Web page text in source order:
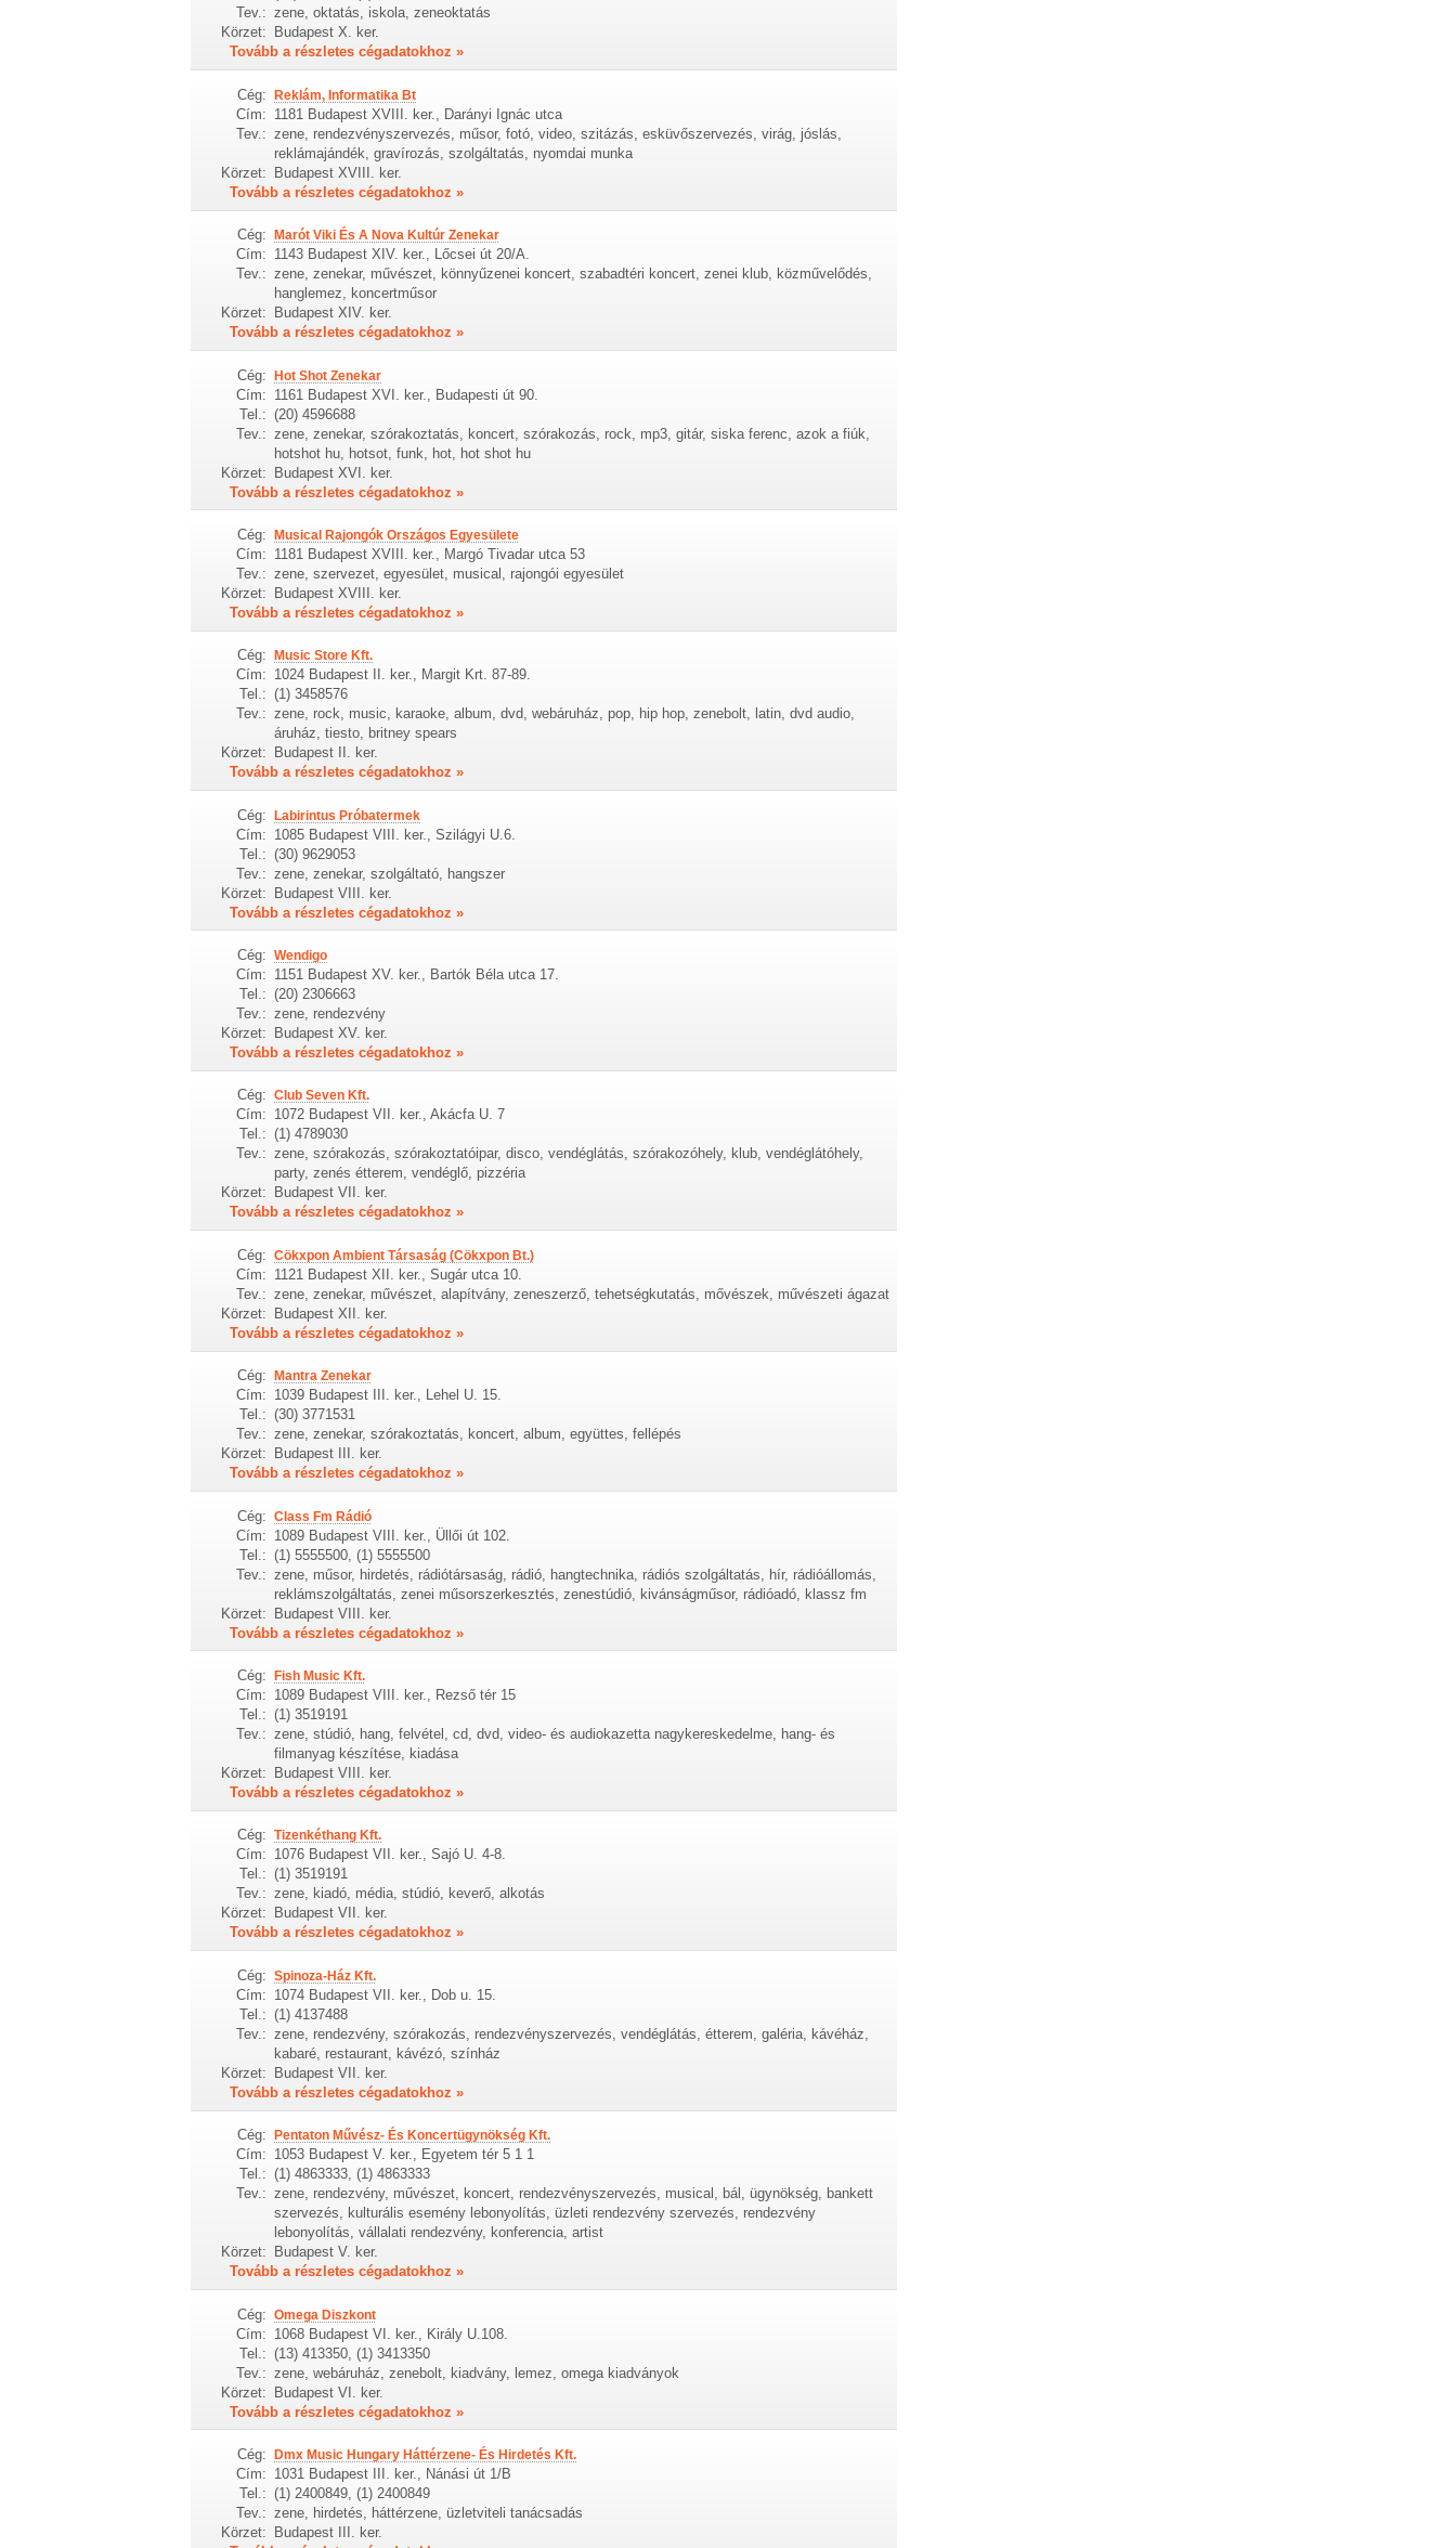
Tev.: zene, oktatás, iskola, zeneoktatás
Körzet:
Budapest X. ker.
Tovább a részletes cégadatokhoz »
Cég: Reklám, Informatika Bt
Cím: 1181 Budapest XVIII. ker., Darányi Ignác utca
Tev.: zene, rendezvényszervezés, műsor, fotó, video, szitázás, esküvőszervezés, virág, jóslás,
reklámajándék, gravírozás, szolgáltatás, nyomdai munka
Körzet: Budapest XVIII. ker.
Tovább a részletes cégadatokhoz »
Cég: Marót Viki És A Nova Kultúr Zenekar
Cím: 1143 Budapest XIV. ker., Lőcsei út 20/A.
Tev.: zene, zenekar, művészet, könnyűzenei koncert, szabadtéri koncert, zenei klub, közművelődés,
hanglemez, koncertműsor
Körzet:
Budapest XIV. ker.
Tovább a részletes cégadatokhoz »
Cég: Hot Shot Zenekar
Cím: 1161 Budapest XVI. ker., Budapesti út 90.
Tel.: (20) 4596688
Tev.: zene, zenekar, szórakoztatás, koncert, szórakozás, rock, mp3, gitár, siska ferenc, azok a fiúk,
hotshot hu, hotsot, funk, hot, hot shot hu
Körzet: Budapest XVI. ker.
Tovább a részletes cégadatokhoz »
Cég: Musical Rajongók Országos Egyesülete
Cím: 1181 Budapest XVIII. ker., Margó Tivadar utca 53
Tev.: zene, szervezet, egyesület, musical, rajongói egyesület
Körzet:
Budapest XVIII. ker.
Tovább a részletes cégadatokhoz »
Cég: Music Store Kft.
Cím: 1024 Budapest II. ker., Margit Krt. 87-89.
Tel.: (1) 3458576
Tev.: zene, rock, music, karaoke, album, dvd, webáruház, pop, hip hop, zenebolt, latin, dvd audio,
áruház, tiesto, britney spears
Körzet:
Budapest II. ker.
Tovább a részletes cégadatokhoz »
Cég: Labirintus Próbatermek
Cím: 1085 Budapest VIII. ker., Szilágyi U.6.
Tel.: (30) 9629053
Tev.: zene, zenekar, szolgáltató, hangszer
Körzet: Budapest VIII. ker.
Tovább a részletes cégadatokhoz »
Cég: Wendigo
Cím: 1151 Budapest XV. ker., Bartók Béla utca 17.
Tel.: (20) 2306663
Tev.: zene, rendezvény
Körzet:
Budapest XV. ker.
Tovább a részletes cégadatokhoz »
Cég: Club Seven Kft.
Cím: 1072 Budapest VII. ker., Akácfa U. 7
Tel.: (1) 4789030
Tev.: zene, szórakozás, szórakoztatóipar, disco, vendéglátás, szórakozóhely, klub, vendéglátóhely,
party, zenés étterem, vendéglő, pizzéria
Körzet:
Budapest VII. ker.
Tovább a részletes cégadatokhoz »
Cég: Cökxpon Ambient Társaság (Cökxpon Bt.)
Cím: 1121 Budapest XII. ker., Sugár utca 10.
Tev.: zene, zenekar, művészet, alapítvány, zeneszerző, tehetségkutatás, mővészek, művészeti ágazat
Körzet:
Budapest XII. ker.
Tovább a részletes cégadatokhoz »
Cég: Mantra Zenekar
Cím: 1039 Budapest III. ker., Lehel U. 15.
Tel.: (30) 3771531
Tev.: zene, zenekar, szórakoztatás, koncert, album, együttes, fellépés
Körzet:
Budapest III. ker.
Tovább a részletes cégadatokhoz »
Cég: Class Fm Rádió
Cím: 1089 Budapest VIII. ker., Üllői út 102.
Tel.: (1) 5555500, (1) 5555500
Tev.: zene, műsor, hirdetés, rádiótársaság, rádió, hangtechnika, rádiós szolgáltatás, hír, rádióállomás,
reklámszolgáltatás, zenei műsorszerkesztés, zenestúdió, kivánságműsor, rádióadó, klassz fm
Körzet: Budapest VIII. ker.
Tovább a részletes cégadatokhoz »
Cég: Fish Music Kft.
Cím: 1089 Budapest VIII. ker., Rezső tér 15
Tel.: (1) 3519191
Tev.: zene, stúdió, hang, felvétel, cd, dvd, video- és audiokazetta nagykereskedelme, hang- és
filmanyag készítése, kiadása
Körzet:
Budapest VIII. ker.
Tovább a részletes cégadatokhoz »
Cég: Tizenkéthang Kft.
Cím: 1076 Budapest VII. ker., Sajó U. 4-8.
Tel.: (1) 3519191
Tev.: zene, kiadó, média, stúdió, keverő, alkotás
Körzet:
Budapest VII. ker.
Tovább a részletes cégadatokhoz »
Cég: Spinoza-Ház Kft.
Cím: 1074 Budapest VII. ker., Dob u. 15.
Tel.: (1) 4137488
Tev.: zene, rendezvény, szórakozás, rendezvényszervezés, vendéglátás, étterem, galéria, kávéház,
kabaré, restaurant, kávézó, színház
Körzet:
Budapest VII. ker.
Tovább a részletes cégadatokhoz »
Cég: Pentaton Művész- És Koncertügynökség Kft.
Cím: 1053 Budapest V. ker., Egyetem tér 5 1 1
Tel.: (1) 4863333, (1) 4863333
Tev.: zene, rendezvény, művészet, koncert, rendezvényszervezés, musical, bál, ügynökség, bankett
szervezés, kulturális esemény lebonyolítás, üzleti rendezvény szervezés, rendezvény
lebonyolítás, vállalati rendezvény, konferencia, artist
Körzet:
Budapest V. ker.
Tovább a részletes cégadatokhoz »
Cég: Omega Diszkont
Cím: 1068 Budapest VI. ker., Király U.108.
Tel.: (13) 413350, (1) 3413350
Tev.: zene, webáruház, zenebolt, kiadvány, lemez, omega kiadványok
Körzet: Budapest VI. ker.
Tovább a részletes cégadatokhoz »
Cég: Dmx Music Hungary Háttérzene- És Hirdetés Kft.
Cím: 1031 Budapest III. ker., Nánási út 1/B
Tel.: (1) 2400849, (1) 2400849
Tev.: zene, hirdetés, háttérzene, üzletviteli tanácsadás
Körzet:
Budapest III. ker.